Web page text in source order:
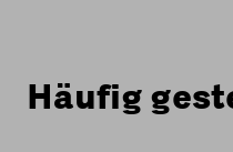
Häufig